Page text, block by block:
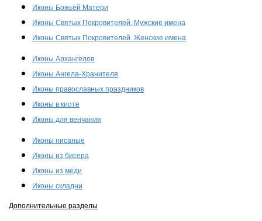
Иконы Божьей Матери
Иконы Святых Покровителей. Мужские имена
Иконы Святых Покровителей. Женские имена
Иконы Архангелов
Иконы Ангела-Хранителя
Иконы православных праздников
Иконы в киоте
Иконы для венчания
Иконы писаные
Иконы из бисера
Иконы из меди
Иконы складни
Дополнительные разделы